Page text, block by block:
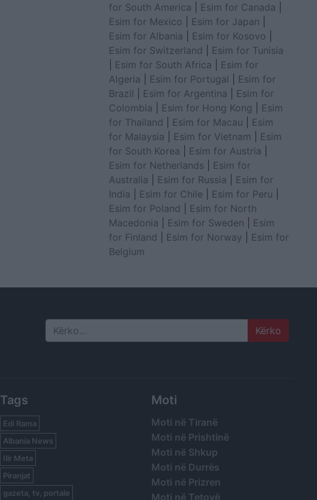
for South America
Esim for Canada
Esim for Mexico
Esim for Japan
Esim for Albania
Esim for Kosovo
Esim for Switzerland
Esim for Tunisia
Esim for South Africa
Esim for
Algeria
Esim for Portugal
Esim for
Brazil
Esim for Argentina
Esim for
Colombia
Esim for Hong Kong
Esim
for Thailand
Esim for Macau
Esim
for Malaysia
Esim for Vietnam
Esim
for South Korea
Esim for Austria
Esim for Netherlands
Esim for
Australia
Esim for Russia
Esim for
India
Esim for Chile Esim for Peru
Esim for Poland
Esim for North
Macedonia
Esim for Sweden
Esim
for Finland
Esim for Norway
Esim for
Belgium
Search
Tags
Edi Rama
Albania News
Ilir Meta
Piranjat
gazeta, tv, portale
Moti
Moti në Tiranë
Moti në Prishtinë
Moti në Shkup
Moti në Durrës
Moti në Prizren
Moti në Tetovë